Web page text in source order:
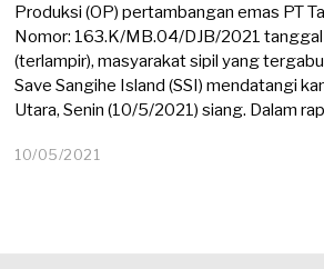
Produksi (OP) pertambangan emas PT
Nomor: 163.K/MB.04/DJB/2021 tanggal
(terlampir), masyarakat sipil yang
Save Sangihe Island (SSI) mendatangi
Utara, Senin (10/5/2021) siang. Dalam
10/05/2021